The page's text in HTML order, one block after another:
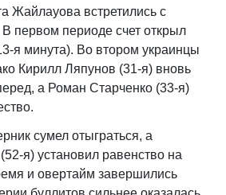
Жайлауова встретились с
первом периоде счет открыл
я минута). Во втором украинцы
Кирилл Ляпунов (31-я) вновь
а Роман Старченко (33-я)
сумел отыграться, а
я) установил равенство на
и овертайм завершились